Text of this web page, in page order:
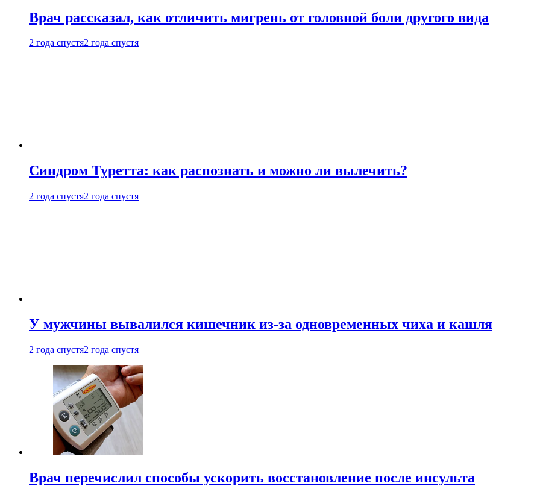
Врач рассказал, как отличить мигрень от головной боли другого вида
2 года спустя2 года спустя
Синдром Туретта: как распознать и можно ли вылечить?
2 года спустя2 года спустя
У мужчины вывалился кишечник из-за одновременных чиха и кашля
2 года спустя2 года спустя
Врач перечислил способы ускорить восстановление после инсульта